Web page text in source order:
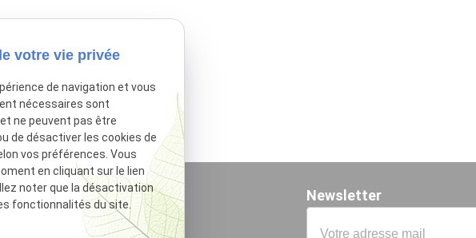
Newsletter
votre vie privée
de navigation et vous
nécessaires sont
ne peuvent pas être
de désactiver les cookies de
vos préférences. Vous
en cliquant sur le lien
noter que la désactivation
fonctionnalités du site.